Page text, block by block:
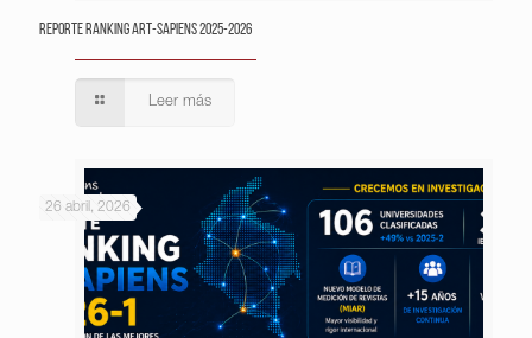
Reporte Ranking ART-Sapiens 2025-2026
Leer más
26 abril, 2026